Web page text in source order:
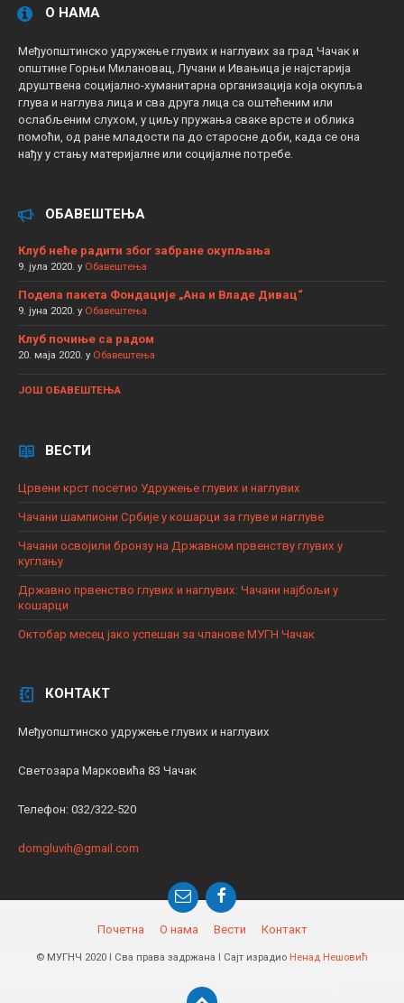
О НАМА
Међуопштинско удружење глувих и наглувих за град Чачак и
општине Горњи Милановац, Лучани и Ивањица је најстарија
друштвена социјално-хуманитарна организација која окупља
глува и наглува лица и сва друга лица са оштећеним или
ослабљеним слухом, у циљу пружања сваке врсте и облика
помоћи, од ране младости па до старосне доби, када се она
нађу у стању материјалне или социјалне потребе.
ОБАВЕШТЕЊА
Клуб неће радити због забране окупљања
9. јула 2020. у Обавештења
Подела пакета Фондације „Ана и Владе Дивац“
9. јуна 2020. у Обавештења
Клуб почиње са радом
20. маја 2020. у Обавештења
ЈОШ ОБАВЕШТЕЊА
ВЕСТИ
Црвени крст посетио Удружење глувих и наглувих
Чачани шампиони Србије у кошарци за глуве и наглуве
Чачани освојили бронзу на Државном првенству глувих у
куглању
Државно првенство глувих и наглувих: Чачани најбољи у
кошарци
Октобар месец јако успешан за чланове МУГН Чачак
КОНТАКТ
Међуопштинско удружење глувих и наглувих
Светозара Марковића 83 Чачак
Телефон: 032/322-520
domgluvih@gmail.com
Почетна О нама Вести Контакт
© МУГНЧ 2020 ǀ Сва права задржана ǀ Сајт израдио Ненад Нешовић